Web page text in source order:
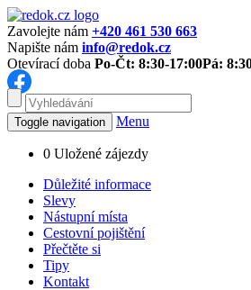
Zavolejte nám +420 461 530 663
Napište nám info@redok.cz
Otevírací doba Po-Čt: 8:30-17:00Pá:
Toggle navigation Menu
0 Uložené zájezdy
Důležité informace
Slevy
Nástupní místa
Cestovní pojištění
Přečtěte si
Tipy
Kontakt